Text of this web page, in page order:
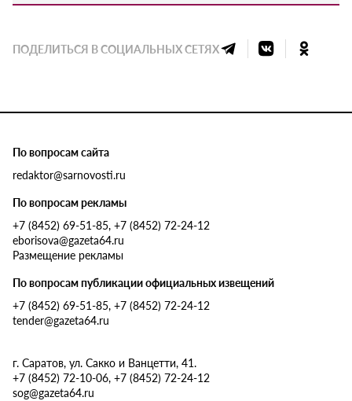
ПОДЕЛИТЬСЯ В СОЦИАЛЬНЫХ СЕТЯХ
По вопросам сайта
redaktor@sarnovosti.ru
По вопросам рекламы
+7 (8452) 69-51-85, +7 (8452) 72-24-12
eborisova@gazeta64.ru
Размещение рекламы
По вопросам публикации официальных извещений
+7 (8452) 69-51-85, +7 (8452) 72-24-12
tender@gazeta64.ru
г. Саратов, ул. Сакко и Ванцетти, 41.
+7 (8452) 72-10-06, +7 (8452) 72-24-12
sog@gazeta64.ru